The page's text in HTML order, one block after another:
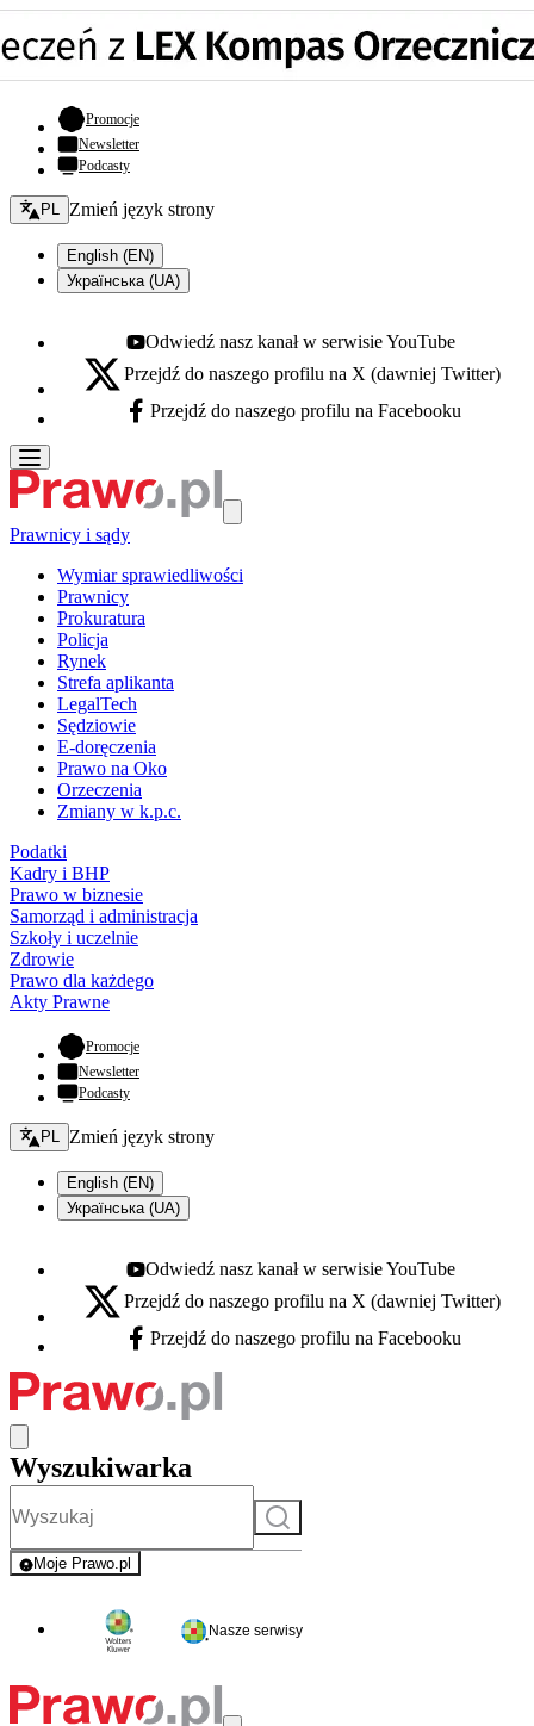
Promocje- otwiera się w nowej karcie
Newsletter
Podcasty
Zmień język - bieżący:
PL Zmień język strony
English (EN)
Українська (UA)
Youtube - otwiera się w nowej karcie
Odwiedź nasz kanał w serwisie YouTube
X - otwiera się w nowej karcie
Przejdź do naszego profilu na X (dawniej Twitter)
Facebook - otwiera się w nowej karcie
Przejdź do naszego profilu na Facebooku
Prawnicy i sądy
Wymiar sprawiedliwości
Prawnicy
Prokuratura
Policja
Rynek
Strefa aplikanta
LegalTech
Sędziowie
E-doręczenia
Prawo na Oko
Orzeczenia
Zmiany w k.p.c.
Podatki
Kadry i BHP
Prawo w biznesie
Samorząd i administracja
Szkoły i uczelnie
Zdrowie
Prawo dla każdego
Akty Prawne
Promocje- otwiera się w nowej karcie
Newsletter
Podcasty
Zmień język - bieżący:
PL Zmień język strony
English (EN)
Українська (UA)
Youtube - otwiera się w nowej karcie
Odwiedź nasz kanał w serwisie YouTube
X - otwiera się w nowej karcie
Przejdź do naszego profilu na X (dawniej Twitter)
Facebook - otwiera się w nowej karcie
Przejdź do naszego profilu na Facebooku
Wyszukiwarka
Szukaj
Moje Prawo.pl
- rejestracja i logowanie do serwisu
Nasze serwisy